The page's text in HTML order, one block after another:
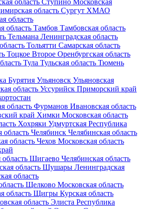
область Сургут ХМАО
область
область Тамбов Тамбовская область
Тельмана Ленинградская область
Тольятти Самарская область
Тоцкое Второе Оренбургская область
Тула Тульская область Тюмень
Бурятия Ульяновск Ульяновская
область Уссурийск Приморский край
область Фурманов Ивановская область
край Химки Московская область
Хохряки Удмуртская Республика
область Челябинск Челябинская область
область Чехов Московская область
область Шигаево Челябинская область
область Шушары Ленинградская
область
Щелково Московская область
область Щигры Курская область
область Элиста Республика